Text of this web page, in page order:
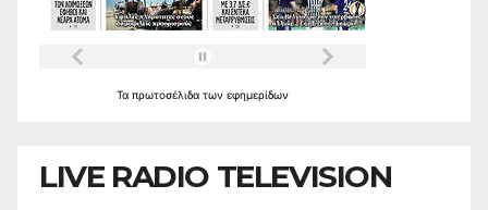
Τα πρωτοσέλιδα των εφημερίδων
LIVE RADIO TELEVISION